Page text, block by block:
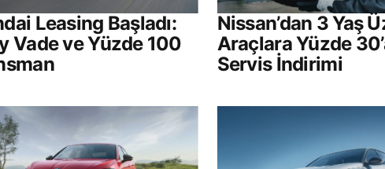
site
Leasing Başladı:
Vade ve Yüzde 100
Nissan’dan 3 Yaş
Araçlara Yüzde
Servis İndirimi